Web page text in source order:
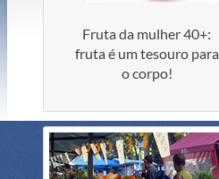
Fruta da mulher 40+:
fruta é um tesouro para
o corpo!